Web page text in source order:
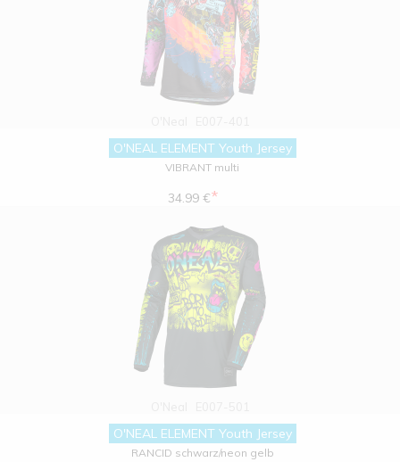
O'NEAL ELEMENT Youth Jersey
VIBRANT multi
34.99 €*
O'NEAL ELEMENT Youth Jersey
RANCID schwarz/neon gelb